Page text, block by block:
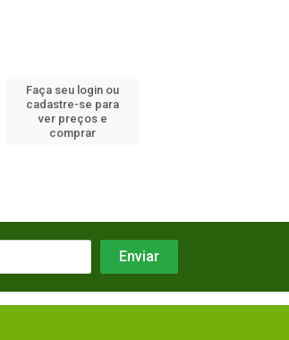
Faça seu login ou
cadastre-se para
ver preços e
comprar